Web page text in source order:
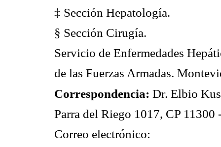
‡ Sección Hepatología.
§ Sección Cirugía.
Servicio de Enfermedades
de las Fuerzas Armadas.
Correspondencia: Dr. Elbio
Parra del Riego 1017, CP
Correo electrónico: